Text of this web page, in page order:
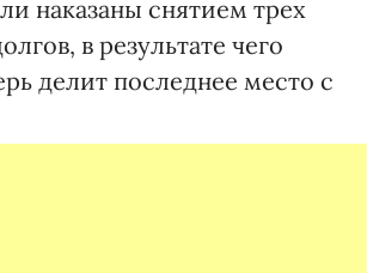
наказаны снятием трех
в результате чего
делит последнее место с